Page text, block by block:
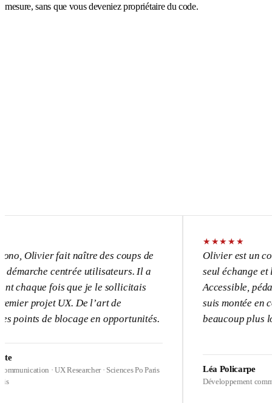
mesure, sans que vous deveniez propriétaire du code.
fait naître des coups de
centrée utilisateurs. Il a
fois que je le sollicitais
UX. De l’art de
blocage en opportunités.
· UX Researcher · Sciences Po Paris
★
Olivier est un
seul échange et l’UX
Accessible, pédagogue,
suis montée en
beaucoup plus loin sur
Léa Policarpe
Développement commercial ·